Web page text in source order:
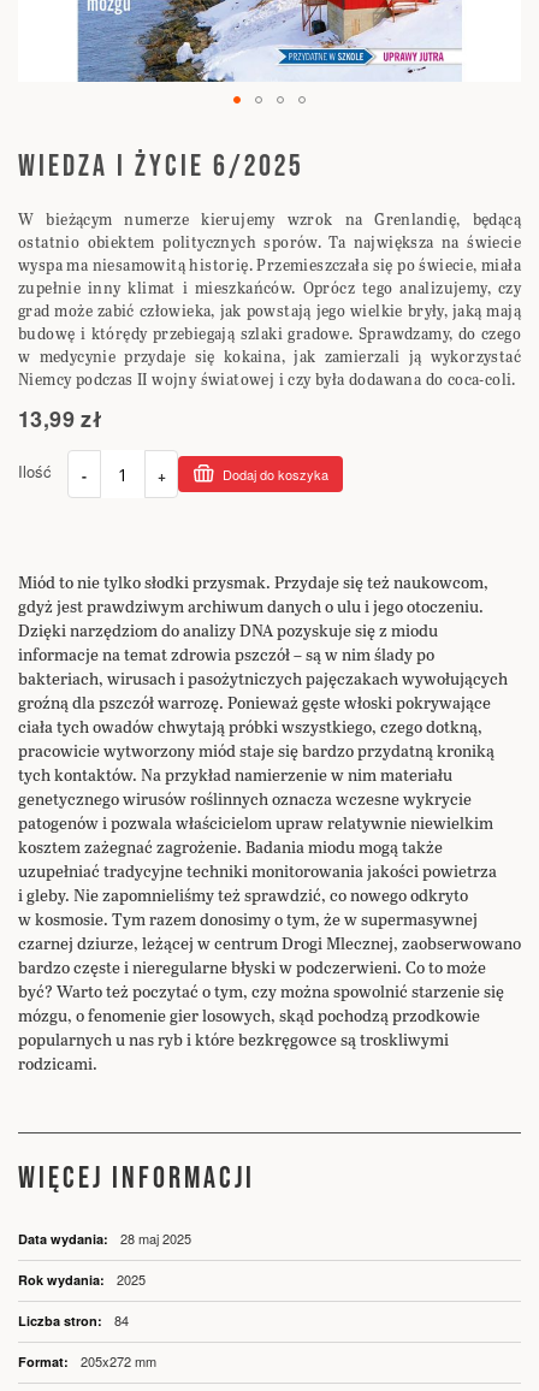
na
początek
WIEDZA I ŻYCIE 6/2025
W bieżącym numerze kierujemy wzrok na Grenlandię, będącą
ostatnio obiektem politycznych sporów. Ta największa na świecie
wyspa ma niesamowitą historię. Przemieszczała się po świecie, miała
zupełnie inny klimat i mieszkańców. Oprócz tego analizujemy, czy
grad może zabić człowieka, jak powstają jego wielkie bryły, jaką mają
budowę i którędy przebiegają szlaki gradowe. Sprawdzamy, do czego
w medycynie przydaje się kokaina, jak zamierzali ją wykorzystać
Niemcy podczas II wojny światowej i czy była dodawana do coca-coli.
13,99 zł
Ilość - + Dodaj do koszyka
Miód to nie tylko słodki przysmak. Przydaje się też naukowcom,
gdyż jest prawdziwym archiwum danych o ulu i jego otoczeniu.
Dzięki narzędziom do analizy DNA pozyskuje się z miodu
informacje na temat zdrowia pszczół – są w nim ślady po
bakteriach, wirusach i pasożytniczych pajęczakach wywołujących
groźną dla pszczół warrozę. Ponieważ gęste włoski pokrywające
ciała tych owadów chwytają próbki wszystkiego, czego dotkną,
pracowicie wytworzony miód staje się bardzo przydatną kroniką
tych kontaktów. Na przykład namierzenie w nim materiału
genetycznego wirusów roślinnych oznacza wczesne wykrycie
patogenów i pozwala właścicielom upraw relatywnie niewielkim
kosztem zażegnać zagrożenie. Badania miodu mogą także
uzupełniać tradycyjne techniki monitorowania jakości powietrza
i gleby. Nie zapomnieliśmy też sprawdzić, co nowego odkryto
w kosmosie. Tym razem donosimy o tym, że w supermasywnej
czarnej dziurze, leżącej w centrum Drogi Mlecznej, zaobserwowano
bardzo częste i nieregularne błyski w podczerwieni. Co to może
być? Warto też poczytać o tym, czy można spowolnić starzenie się
mózgu, o fenomenie gier losowych, skąd pochodzą przodkowie
popularnych u nas ryb i które bezkręgowce są troskliwymi
rodzicami.
WIĘCEJ INFORMACJI
Więcej
informacji
28 maj 2025
2025
84
205x272 mm